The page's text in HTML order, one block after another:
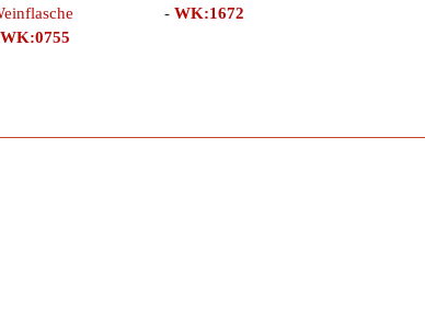
WK:0755
- WK:1672